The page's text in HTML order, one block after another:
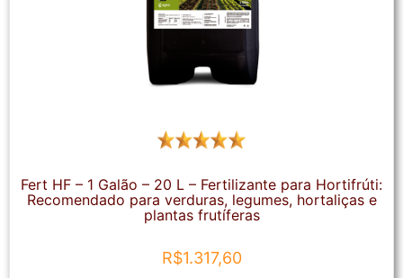
Fert HF – 1 Galão – 20 L – Fertilizante para Hortifrúti:
Recomendado para verduras, legumes, hortaliças e
plantas frutíferas
R$1.317,60